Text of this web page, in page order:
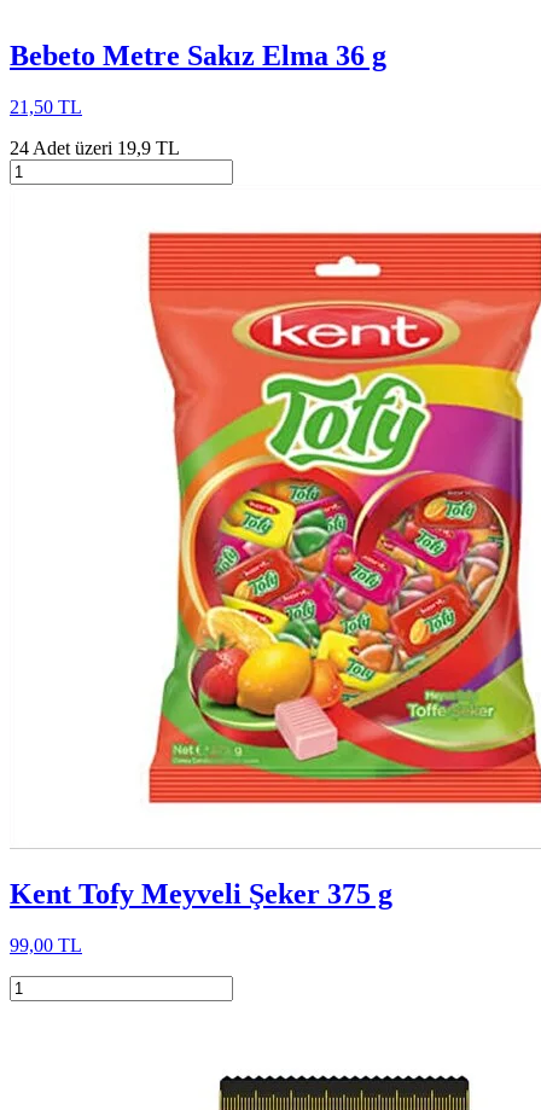
Bebeto Metre Sakız Elma 36 g
21,50 TL
24 Adet üzeri 19,9 TL
Kent Tofy Meyveli Şeker 375 g
99,00 TL